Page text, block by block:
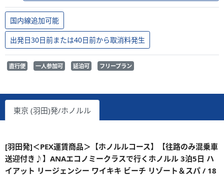
国内線追加可能
出発日30日前または40日前から取消料発生
直行便 一人参加可 延泊可 フリープラン
東京 (羽田)発/ホノルル
[羽田発]＜PEX運賃商品＞【ホノルルコース】【往路のみ混乗車
送迎付き♪】ANAエコノミークラスで行くホノルル 3泊5日 ハ
イアット リージェンシー ワイキキ ビーチ リゾート＆スパ / 18